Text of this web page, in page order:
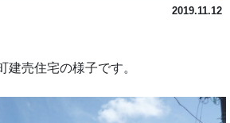
2019.11.12
建売住宅の様子です。